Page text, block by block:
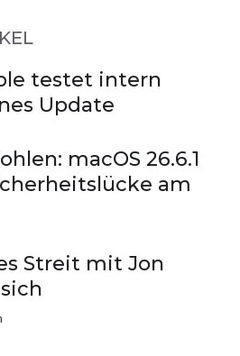
testet intern
Update
macOS 26.6.1
am
Streit mit Jon